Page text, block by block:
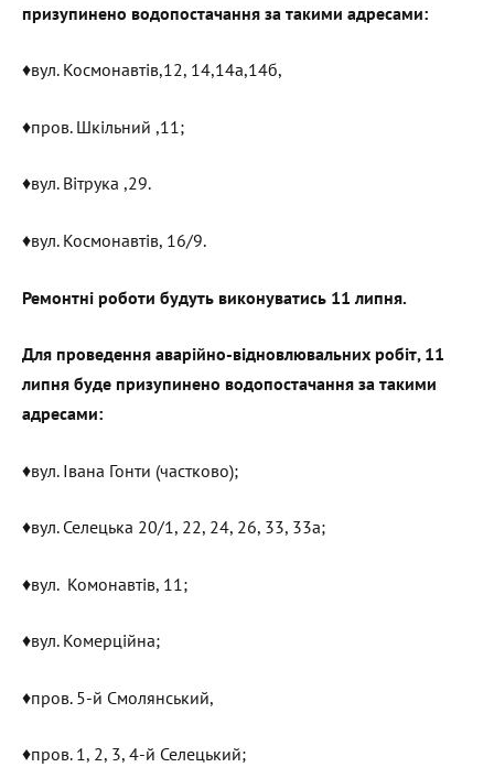
призупинено водопостачання за такими адресами:
♦️вул. Космонавтів,12, 14,14а,14б,
♦️пров. Шкільний ,11;
♦️вул. Вітрука ,29.
♦️вул. Космонавтів, 16/9.
Ремонтні роботи будуть виконуватись 11 липня.
Для проведення аварійно-відновлювальних робіт, 11
липня буде призупинено водопостачання за такими
адресами:
♦️вул. Івана Гонти (частково);
♦️вул. Селецька 20/1, 22, 24, 26, 33, 33а;
♦️вул. Комонавтів, 11;
♦️вул. Комерційна;
♦️пров. 5-й Смолянський,
♦️пров. 1, 2, 3, 4-й Селецький;